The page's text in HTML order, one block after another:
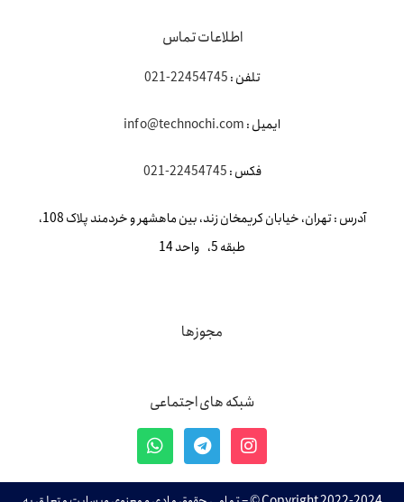
اطلاعات تماس
تلفن :22454745-021
ایمیل :info@technochi.com
فکس :22454745-021
آدرس : تهران، خیابان کریمخان زند، بین ماهشهر و خردمند پلاک 108،
طبقه 5، واحد 14
مجوزها
شبکه های اجتماعی